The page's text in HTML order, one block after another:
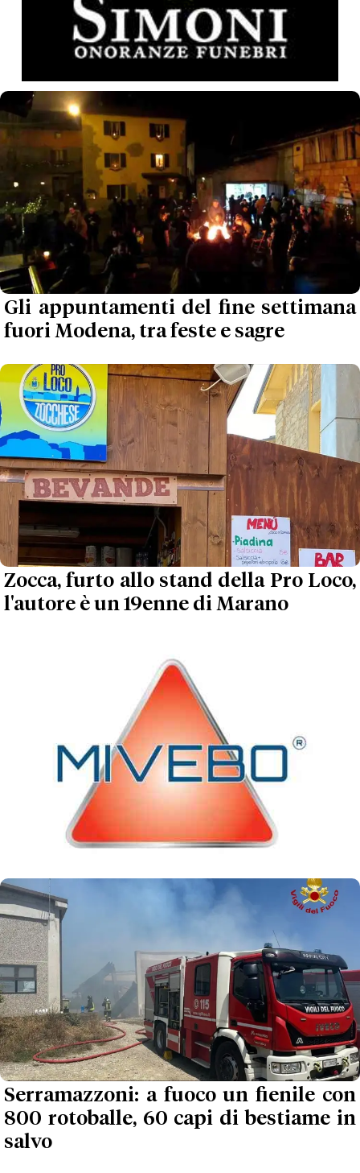
Gli appuntamenti del fine settimana
fuori Modena, tra feste e sagre
Zocca, furto allo stand della Pro Loco,
l'autore è un 19enne di Marano
Serramazzoni: a fuoco un fienile con
800 rotoballe, 60 capi di bestiame in
salvo